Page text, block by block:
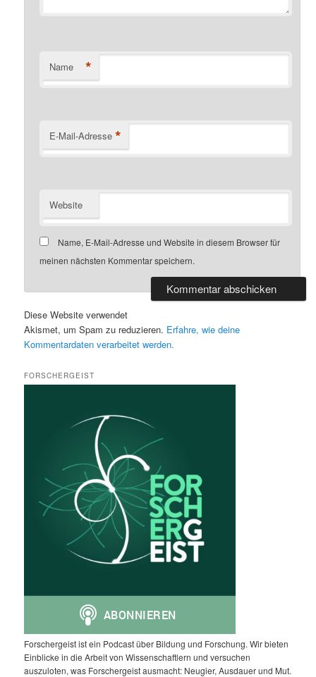
Name *
E-Mail-Adresse *
Website
Name, E-Mail-Adresse und Website in diesem Browser für
meinen nächsten Kommentar speichern.
Diese Website verwendet
Akismet, um Spam zu reduzieren. Erfahre, wie deine
Kommentardaten verarbeitet werden.
FORSCHERGEIST
Forschergeist ist ein Podcast über Bildung und Forschung. Wir bieten
Einblicke in die Arbeit von Wissenschaftlern und versuchen
auszuloten, was Forschergeist ausmacht: Neugier, Ausdauer und Mut.